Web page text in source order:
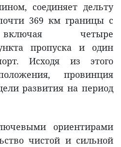
соединяет дельту
369 км границы с
четыре
пропуска и один
Исходя из этого
провинция
развития на период
ориентирами
чистой и сильной